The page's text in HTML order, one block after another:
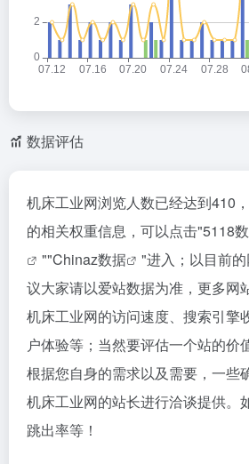
数据评估
机床工业网浏览人数已经达到410
的相关权重信息，可以点击"5118
""Chinaz数据
"进入；以目前
议大家请以爱站数据为准，更多网
机床工业网的访问速度、搜索引擎
户体验等；当然要评估一个站的价
根据您自身的需求以及需要，一些
机床工业网的站长进行洽谈提供。
跳出率等！